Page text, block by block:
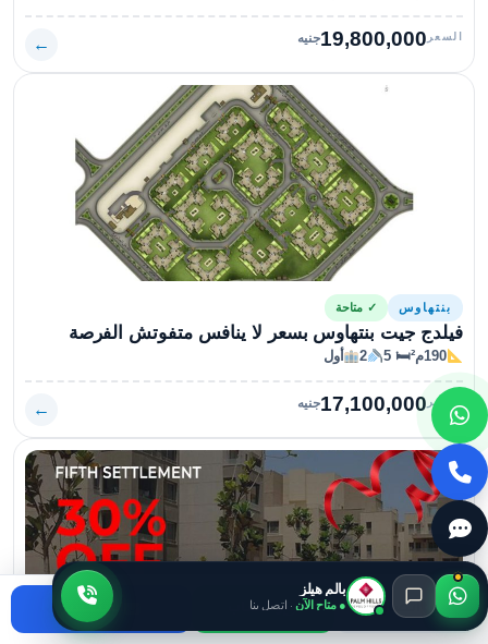
السعر 19,800,000جنيه ←
بنتهاوس ✓ متاحة
فيلدج جيت بنتهاوس بسعر لا ينافس متفوتش الفرصة
190م² 🛏 5
2 أول
السعر 17,100,000جنيه ←
اتصال واتساب استفسر
بالم هيلز
● متاح الآن · اتصل بنا